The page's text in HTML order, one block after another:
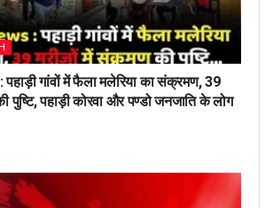
गांवों में फैला मलेरिया का संक्रमण, 39
पुष्टि, पहाड़ी कोरवा और पण्डो जनजाति के लोग